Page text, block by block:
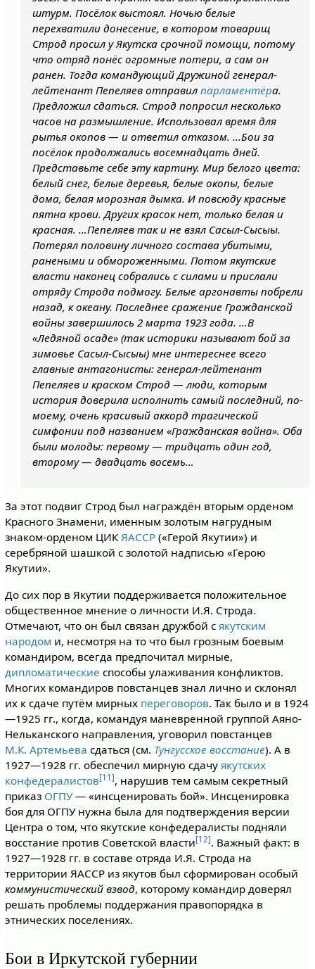
штурм. Посёлок выстоял. Ночью белые
перехватили донесение, в котором товарищ
Строд просил у Якутска срочной помощи, потому
что отряд понёс огромные потери, а сам он
ранен. Тогда командующий Дружиной генерал-
лейтенант Пепеляев отправил парламентёра.
Предложил сдаться. Строд попросил несколько
часов на размышление. Использовал время для
рытья окопов — и ответил отказом. …Бои за
посёлок продолжались восемнадцать дней.
Представьте себе эту картину. Мир белого цвета:
белый снег, белые деревья, белые окопы, белые
дома, белая морозная дымка. И повсюду красные
пятна крови. Других красок нет, только белая и
красная. …Пепеляев так и не взял Сасыл-Сысыы.
Потерял половину личного состава убитыми,
ранеными и обмороженными. Потом якутские
власти наконец собрались с силами и прислали
отряду Строда подмогу. Белые аргонавты побрели
назад, к океану. Последнее сражение Гражданской
войны завершилось 2 марта 1923 года. …В
«Ледяной осаде» (так историки называют бой за
зимовье Сасыл-Сысыы) мне интереснее всего
главные антагонисты: генерал-лейтенант
Пепеляев и краском Строд — люди, которым
история доверила исполнить самый последний, по-
моему, очень красивый аккорд трагической
симфонии под названием «Гражданская война». Оба
были молоды: первому — тридцать один год,
второму — двадцать восемь…
За этот подвиг Строд был награждён вторым орденом
Красного Знамени, именным золотым нагрудным
знаком-орденом ЦИК ЯАССР(«Герой Якутии») и
серебряной шашкой с золотой надписью «Герою
Якутии».
До сих пор в Якутии поддерживается положительное
общественное мнение о личности И.Я. Строда.
Отмечают, что он был связан дружбой с якутским
народом и, несмотря на то что был грозным боевым
командиром, всегда предпочитал мирные,
дипломатические способы улаживания конфликтов.
Многих командиров повстанцев знал лично и склонял
их к сдаче путём мирных переговоров. Так было и в 1924
—1925 гг., когда, командуя маневренной группой Аяно-
Нельканского направления, уговорил повстанцев
М.К. Артемьева сдаться (см. Тунгусское восстание). А в
1927—1928 гг. обеспечил мирную сдачу якутских
конфедералистов[11], нарушив тем самым секретный
приказ ОГПУ— «инсценировать бой». Инсценировка
боя для ОГПУ нужна была для подтверждения версии
Центра о том, что якутские конфедералисты подняли
восстание против Советской власти[12]. Важный факт: в
1927—1928 гг. в составе отряда И.Я. Строда на
территории ЯАССР из якутов был сформирован особый
коммунистический взвод, которому командир доверял
решать проблемы поддержания правопорядка в
этнических поселениях.
Бои в Иркутской губернии